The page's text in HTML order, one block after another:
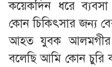
কয়েকদিন ধরে ব্যবসা
কোন চিকিৎসার জন্য
আহত যুবক আলমগীর
বলেছি আমি কোন চুরি